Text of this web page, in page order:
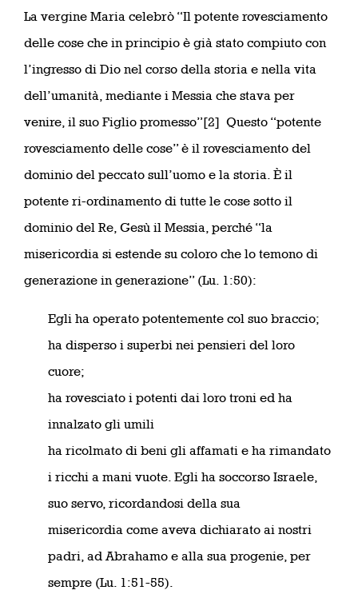
La vergine Maria celebrò “Il potente rovesciamento
delle cose che in principio è già stato compiuto con
l’ingresso di Dio nel corso della storia e nella vita
dell’umanità, mediante i Messia che stava per
venire, il suo Figlio promesso”[2] Questo “potente
rovesciamento delle cose” è il rovesciamento del
dominio del peccato sull’uomo e la storia. È il
potente ri-ordinamento di tutte le cose sotto il
dominio del Re, Gesù il Messia, perché “la
misericordia si estende su coloro che lo temono di
generazione in generazione” (Lu. 1:50):
Egli ha operato potentemente col suo braccio;
ha disperso i superbi nei pensieri del loro
cuore;
ha rovesciato i potenti dai loro troni ed ha
innalzato gli umili
ha ricolmato di beni gli affamati e ha rimandato
i ricchi a mani vuote. Egli ha soccorso Israele,
suo servo, ricordandosi della sua
misericordia come aveva dichiarato ai nostri
padri, ad Abrahamo e alla sua progenie, per
sempre (Lu. 1:51-55).